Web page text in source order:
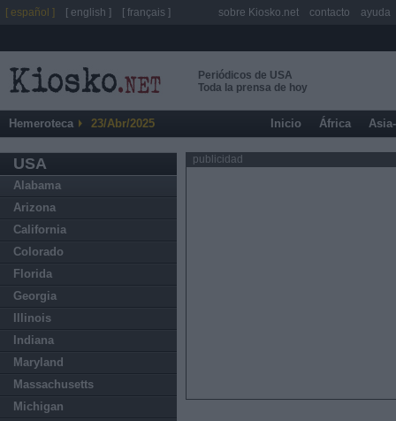
Periódicos de USA
Toda la prensa de hoy
Hemeroteca 23/Abr/2025 Inicio África
USA
Alabama
Arizona
California
Colorado
Florida
Georgia
Illinois
Indiana
Maryland
Massachusetts
Michigan
publicidad
[ español ] [ english ] [ français ] sobre Kiosko.net contacto ayuda